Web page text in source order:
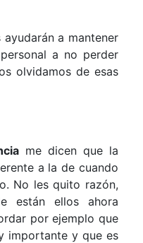
a mantener
a no perder
olvidamos de esas
me dicen que la
a la de cuando
No les quito razón,
están ellos ahora
por ejemplo que
importante y que es